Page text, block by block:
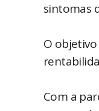
sintomas
O
Com a